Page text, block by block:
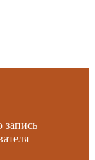
запись